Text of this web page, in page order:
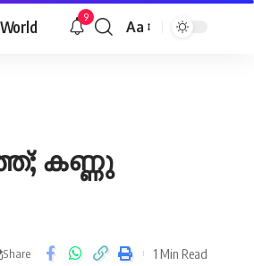
World 9
Font
Aa
കണ്ണു
Share 1 Min Read